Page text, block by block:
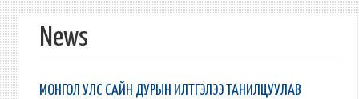
News
МОНГОЛ УЛС САЙН ДУРЫН ИЛТГЭЛЭЭ ТАНИЛЦУУЛАВ